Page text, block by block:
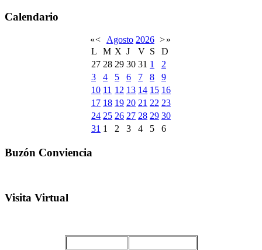
Calendario
«< Agosto 2026 >»
L
M X J V S
D
27 28 29 30 31 1
2
3
4 5 6 7 8
9
10 11 12 13 14 15 16
17 18 19 20 21 22 23
24 25 26 27 28 29 30
31 1 2 3 4 5 6
Buzón Conviencia
Visita Virtual